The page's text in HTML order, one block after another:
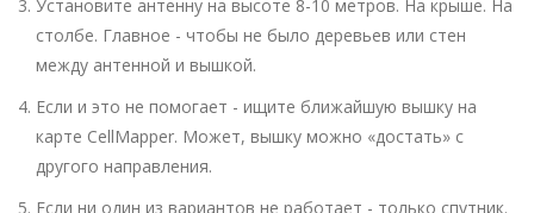
Установите антенну на высоте 8-10 метров. На крыше. На
столбе. Главное - чтобы не было деревьев или стен
между антенной и вышкой.
Если и это не помогает - ищите ближайшую вышку на
карте CellMapper. Может, вышку можно «достать» с
другого направления.
Если ни один из вариантов не работает - только спутник.